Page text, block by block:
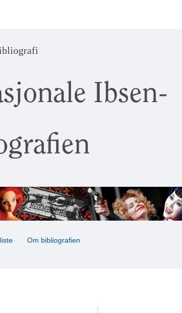
Ibsen-
Om bibliografien